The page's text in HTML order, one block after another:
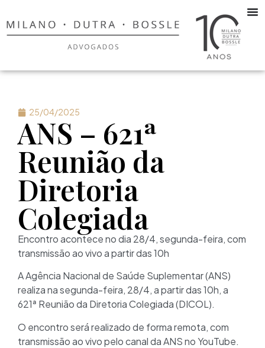
25/04/2025
ANS – 621ª
Reunião da
Diretoria
Colegiada
Encontro acontece no dia 28/4, segunda-feira, com
transmissão ao vivo a partir das 10h
A Agência Nacional de Saúde Suplementar (ANS)
realiza na segunda-feira, 28/4, a partir das 10h, a
621ª Reunião da Diretoria Colegiada (DICOL).
O encontro será realizado de forma remota, com
transmissão ao vivo pelo canal da ANS no YouTube.